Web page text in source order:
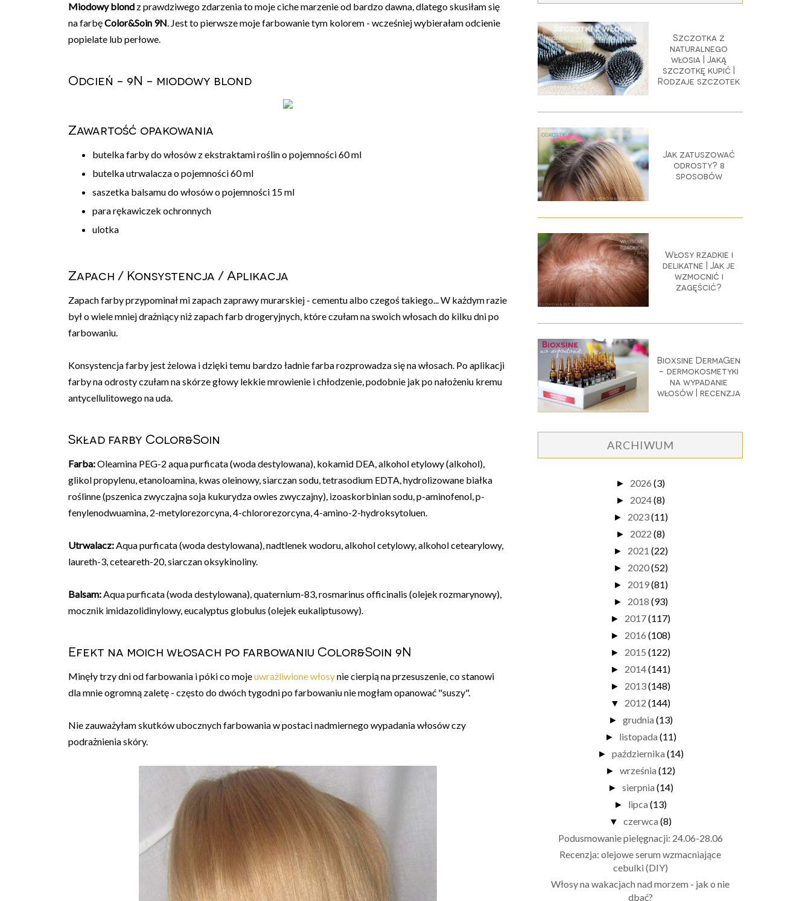
Miodowy blond z prawdziwego zdarzenia to moje ciche marzenie od bardzo dawna, dlatego skusiłam się
na farbęColor&Soin 9N. Jest to pierwsze moje farbowanie tym kolorem - wcześniej wybierałam odcienie
popielate lub perłowe.
Odcień - 9N - miodowy blond
Zawartość opakowania
butelka farby do włosów z ekstraktami roślin o pojemności 60 ml
butelka utrwalacza o pojemności 60 ml
saszetka balsamu do włosów o pojemności 15 ml
para rękawiczek ochronnych
ulotka
Zapach / Konsystencja / Aplikacja
Zapach farby przypominał mi zapach zaprawy murarskiej - cementu albo czegoś takiego... W każdym razie
był o wiele mniej drażniący niż zapach farb drogeryjnych, które czułam na swoich włosach do kilku dni po
farbowaniu.
Konsystencja farby jest żelowa i dzięki temu bardzo ładnie farba rozprowadza się na włosach. Po aplikacji
farby na odrosty czułam na skórze głowy lekkie mrowienie i chłodzenie, podobnie jak po nałożeniu kremu
antycellulitowego na uda.
Skład farby Color&Soin
Farba:Oleamina PEG-2 aqua purficata (woda destylowana), kokamid DEA, alkohol etylowy (alkohol),
glikol propylenu, etanoloamina, kwas oleinowy, siarczan sodu, tetrasodium EDTA, hydrolizowane białka
roślinne (pszenica zwyczajna soja kukurydza owies zwyczajny), izoaskorbinian sodu, p-aminofenol, p-
fenylenodwuamina, 2-metylo­rezorcyna, 4-chlororezorcyna, 4-amino-2-hydroksytoluen.
Utrwalacz:Aqua purficata (woda destylowana), nadtlenek wodoru, alkohol cetylowy, alkohol cetearylowy,
laureth-3, ceteareth-20, siarczan oksykinoliny.
Balsam:Aqua purficata (woda destylowana), quaternium-83, rosmarinus officinalis (olejek rozmarynowy),
mocznik imidazolidinylowy, eucalyptus globulus (olejek eukaliptusowy).
Efekt na moich włosach po farbowaniu Color&Soin 9N
Minęły trzy dni od farbowania i póki co mojeuwrażliwione włosynie cierpią na przesuszenie, co stanowi
dla mnie ogromną zaletę - często do dwóch tygodni po farbowaniu nie mogłam opanować "suszy".
Nie zauważyłam skutków ubocznych farbowania w postaci nadmiernego wypadania włosów czy
podrażnienia skóry.
Szczotka z
naturalnego
włosia | Jaką
szczotkę kupić |
Rodzaje szczotek
Jak zatuszować
odrosty? 8
sposobów
Włosy rzadkie i
delikatne | Jak je
wzmocnić i
zagęścić?
Bioxsine DermaGen
- dermokosmetyki
na wypadanie
włosów | recenzja
ARCHIWUM
► 2026 (3)
► 2024(8)
► 2023(11)
► 2022 (8)
► 2021 (22)
► 2020(52)
► 2019(81)
► 2018 (93)
► 2017(117)
► 2016 (108)
► 2015 (122)
► 2014(141)
► 2013(148)
▼ 2012 (144)
► grudnia (13)
► listopada (11)
► października (14)
► września (12)
► sierpnia (14)
► lipca (13)
▼ czerwca (8)
Podusmowanie pielęgnacji: 24.06-28.06
Recenzja: olejowe serum wzmacniające
cebulki (DIY)
Włosy na wakacjach nad morzem - jak o nie
dbać?